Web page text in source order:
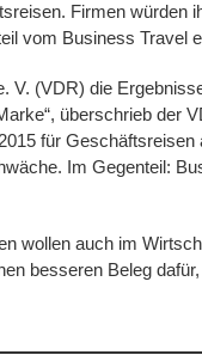
Firmen würden
vom Business Travel
V. (VDR) die
überschrieb der
für
Im Gegenteil:
wollen auch im
besseren Beleg